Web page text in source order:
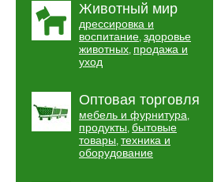
Животный мир
дрессировка и
воспитание, здоровье
животных, продажа и
уход
Оптовая торговля
мебель и фурнитура,
продукты, бытовые
товары, техника и
оборудование